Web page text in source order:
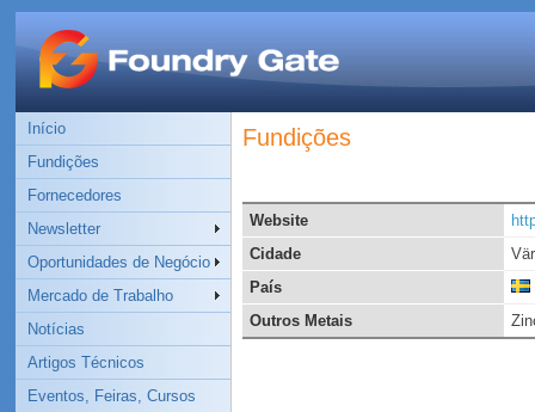
Início
Fundições
Fornecedores
Newsletter
Oportunidades de Negócio
Mercado de Trabalho
Notícias
Artigos Técnicos
Eventos, Feiras, Cursos
Fundições
Website
Cidade
País
Outros Metais